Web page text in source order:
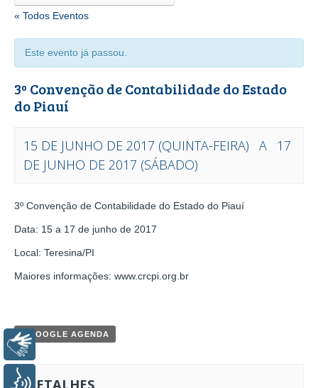
« Todos Eventos
Este evento já passou.
3º Convenção de Contabilidade do Estado
do Piauí
15 DE JUNHO DE 2017 (QUINTA-FEIRA) A
17
DE JUNHO DE 2017 (SÁBADO)
EVENTO
3º Convenção de Contabilidade do Estado do Piauí
Data: 15 a 17 de junho de 2017
Local: Teresina/PI
Maiores informações: www.crcpi.org.br
+ GOOGLE AGENDA
Libras
Voz